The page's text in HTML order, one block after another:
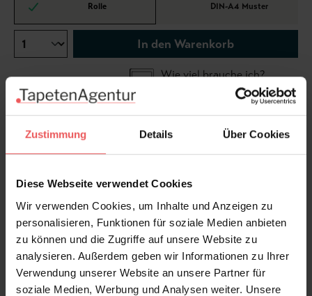
Zustimmung Details Über Cookies
Diese Webseite verwendet Cookies
Wir verwenden Cookies, um Inhalte und Anzeigen zu
personalisieren, Funktionen für soziale Medien anbieten
zu können und die Zugriffe auf unsere Website zu
analysieren. Außerdem geben wir Informationen zu Ihrer
Verwendung unserer Website an unsere Partner für
soziale Medien, Werbung und Analysen weiter. Unsere
Rolle DIN-A4 Muster
In den Warenkorb
Wie viel brauche ich?
Rollen & Mengen berechnen
Die Tapete Sudare beeindruckt mit einem
ist in einer haptischen Vinyltapete umgesetzt und
weist eine angedeutete Prägung auf.
Produktdetails
Versand & Zahlung